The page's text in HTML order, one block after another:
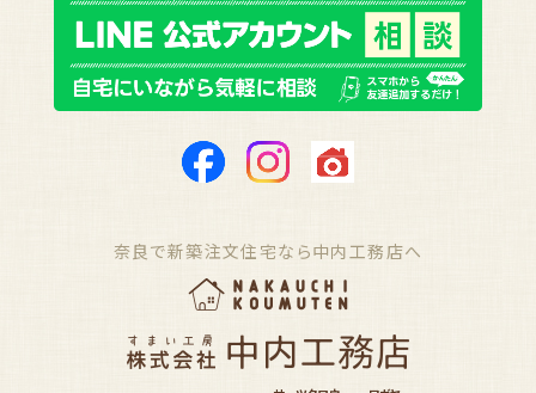
奈良で新築注文住宅なら中内工務店へ